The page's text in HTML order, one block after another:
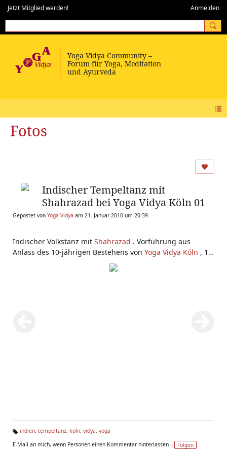
Jetzt Mitglied werden! Anmelden
Fotos
Indischer Tempeltanz mit
Shahrazad bei Yoga Vidya Köln 01
Gepostet von Yoga Vidya am 21. Januar 2010 um 20:39
Indischer Volkstanz mit Shahrazad . Vorführung aus
Anlass des 10-jährigen Bestehens von Yoga Vidya Köln , 10.
Januar 2010. Shahrazad tanzt einen modernen
volkstümlichen Tanz, bei dem Mutter India verehrt wird.
g
indien, tempeltanz, köln, vidya, yoga
E-Mail an mich, wenn Personen einen Kommentar hinterlassen –
Folgen